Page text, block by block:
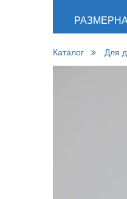
Каталог Для